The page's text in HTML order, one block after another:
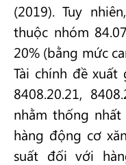
(2019). Tuy
thuộc nhóm
20% (bằng mức
Tài chính đề xuất
8408.20.21,
nhằm thống
hàng động cơ
suất đối với